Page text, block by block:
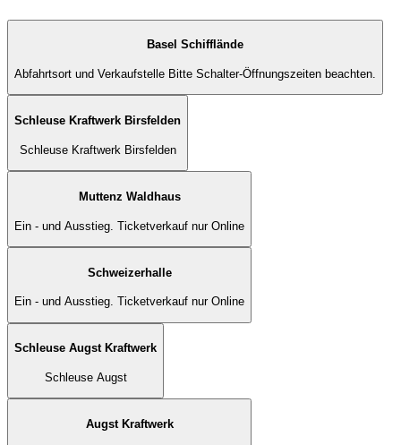
Basel Schifflände
Abfahrtsort und Verkaufstelle Bitte Schalter-Öffnungszeiten beachten.
Schleuse Kraftwerk Birsfelden
Schleuse Kraftwerk Birsfelden
Muttenz Waldhaus
Ein - und Ausstieg. Ticketverkauf nur Online
Schweizerhalle
Ein - und Ausstieg. Ticketverkauf nur Online
Schleuse Augst Kraftwerk
Schleuse Augst
Augst Kraftwerk